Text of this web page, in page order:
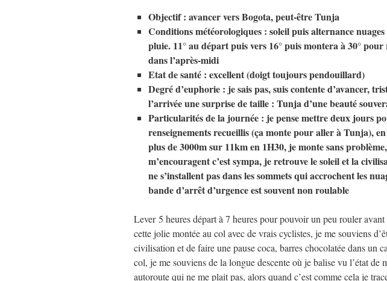
Objectif : avancer vers Bogota, peut-être Tunja
Conditions météorologiques : soleil puis alternance
pluie. 11° au départ puis vers 16° puis montera à 30°
dans l’après-midi
Etat de santé : excellent (doigt toujours pendouillard)
Degré d’euphorie : je sais pas, suis contente d’avancer,
l’arrivée une surprise de taille : Tunja d’une beauté
Particularités de la journée : je pense mettre deux jours
renseignements recueillis (ça monte pour aller à Tunja),
plus de 3000m sur 11km en 1H30, je monte sans
m’encouragent c’est sympa, je retrouve le soleil et la
ne s’installent pas dans les sommets qui accrochent les
bande d’arrêt d’urgence est souvent non roulable
Lever 5 heures départ à 7 heures pour pouvoir un peu rouler
cette jolie montée au col avec de vrais cyclistes, je me souviens
civilisation et de faire une pause coca, barres chocolatée dans un
col, je me souviens de la longue descente où je balise vu l’état de
autoroute qui ne me plait pas, alors quand c’est comme cela je